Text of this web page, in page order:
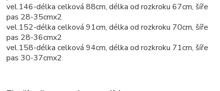
vel.146-délka celková 88cm, délka od rozkroku 67cm, šíře
pas 28-35cmx2
vel.152-délka celková 91cm, délka od rozkroku 70cm, šíře
pas 28-36cmx2
vel.158-délka celková 94cm, délka od rozkroku 71cm, šíře
pas 30-37cmx2